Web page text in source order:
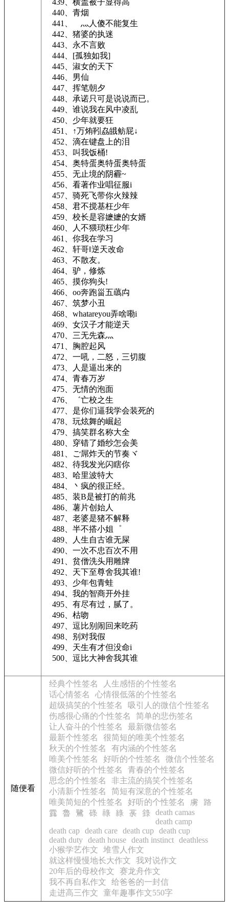
439、横盖被子显得高
440、青烟
441、ゞ灬人傻不能复生
442、猪婆的执迷
443、永不言败
444、[孤独如我]
445、淑女的天下
446、男仙
447、挥笔朝夕
448、承诺只可是说说而已。
449、谁说我在风中凌乱
450、少年就要狂
451、↑万烠靷劦皒鲂屁↓
452、滴在键盘上的泪
453、叫我饭桶!
454、奥特蛋奥特蛋奥特蛋
455、无止境的阴霾~
456、看著作业唱征服i
457、骑死飞带你火辣辣
458、君不搅基枉少年
459、校长是容嬷嬷的女婿
460、人不猥琐枉少年
461、你我在学习
462、轩哥‖逆天改命
463、不散友。
464、驴，修炼
465、摸你狗头!
466、oo奔跑甾五蘤禸
467、筑梦小丑
468、whatareyou弄啥嘞i
469、女汉子才能逆天
470、三无先森灬
471、胸腔起风
472、一吼，二怒，三切腹
473、人是逼出来的
474、青春万岁
475、无情的泡面
476、゛亡校之生
477、是你们逼我学会装死的
478、玩炫舞的崛起
479、搞笑群名称大全
480、穿错了婚纱怎会美
481、ご屌炸天的节奏ヾ
482、待我发光闪瞎你
483、哈里波特大
484、丶疯的很正经。
485、装B是被打的前兆
486、薯片创始人
487、老婆是猪不解释
488、半不搭小姐゜
489、人生自古谁无屎
490、一次不忠百次不用
491、贫僧洗头用雕牌
492、天下至尊舍我其谁!
493、少年包青蛙
494、我的智商开外挂
495、有尽有过，腻了。
496、枯吻
497、逗比别闹回来吃药
498、别对我假
499、天生有才但没命i
500、逗比大神舍我其谁
随便看
经典个性签名
人生感悟的个性签名
话心情签名
心情很低落的个性签名
超级搞笑的个性签名
吸引人的微信个性签名
伤感很心痛的个性签名
简单的悲伤签名
让人奋斗的个性签名
最新微信签名
最新个性签名
很简短的唯美个性签名
秋天的个性签名
有内涵的个性签名
唯美个性签名
好听的个性签名
微信个性签名
微信好听的个性签名
青春的个性签名
思念的个性签名
非主流的搞笑个性签名
小清新个性签名
简短有深意的个性签名
唯美简短的个性签名
好听的个性签名 虜
路
露
魯 鷺 碌 祿 綠 菉 錄
death camas
death camp
death cap death care death cup death cup
death duty death house death instinct deathless
小猴学艺作文
堆雪人作文
就这样慢慢地长大作文
我对说作文
20年后的母校作文
赛龙舟作文
我不再自私作文
给爸爸的一封信
走进高三作文
童年趣事作文550字